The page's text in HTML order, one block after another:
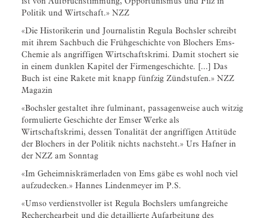
Politik und Wirtschaft.» NZZ
«Die Historikerin und Journalistin Regula Bochsler schreibt
mit ihrem Sachbuch die Frühgeschichte von Blochers Ems-
Chemie als angriffigen Wirtschaftskrimi. Damit stochert sie
in einem dunklen Kapitel der Firmengeschichte. [...] Das
Buch ist eine Rakete mit knapp fünfzig Zündstufen.» NZZ
Magazin
«Bochsler gestaltet ihre fulminant, passagenweise auch witzig
formulierte Geschichte der Emser Werke als
Wirtschaftskrimi, dessen Tonalität der angriffigen Attitüde
der Blochers in der Politik nichts nachsteht.» Urs Hafner in
der NZZ am Sonntag
«Im Geheimniskrämerladen von Ems gäbe es wohl noch viel
aufzudecken.» Hannes Lindenmeyer im P.S.
«Umso verdienstvoller ist Regula Bochslers umfangreiche
Recherchearbeit und die detaillierte Aufarbeitung des